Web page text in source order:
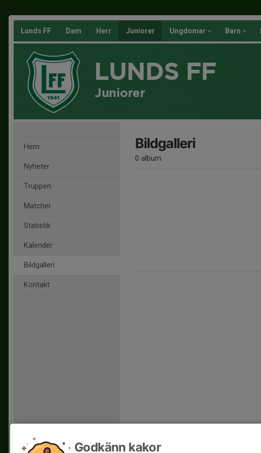
Lunds FF Dam Herr Juniorer Ungdomar Barn
LUNDS FF
Juniorer
Hem
Nyheter
Truppen
Matcher
Statistik
Kalender
Bildgalleri
Kontakt
Bildgalleri
0 album
Godkänn kakor